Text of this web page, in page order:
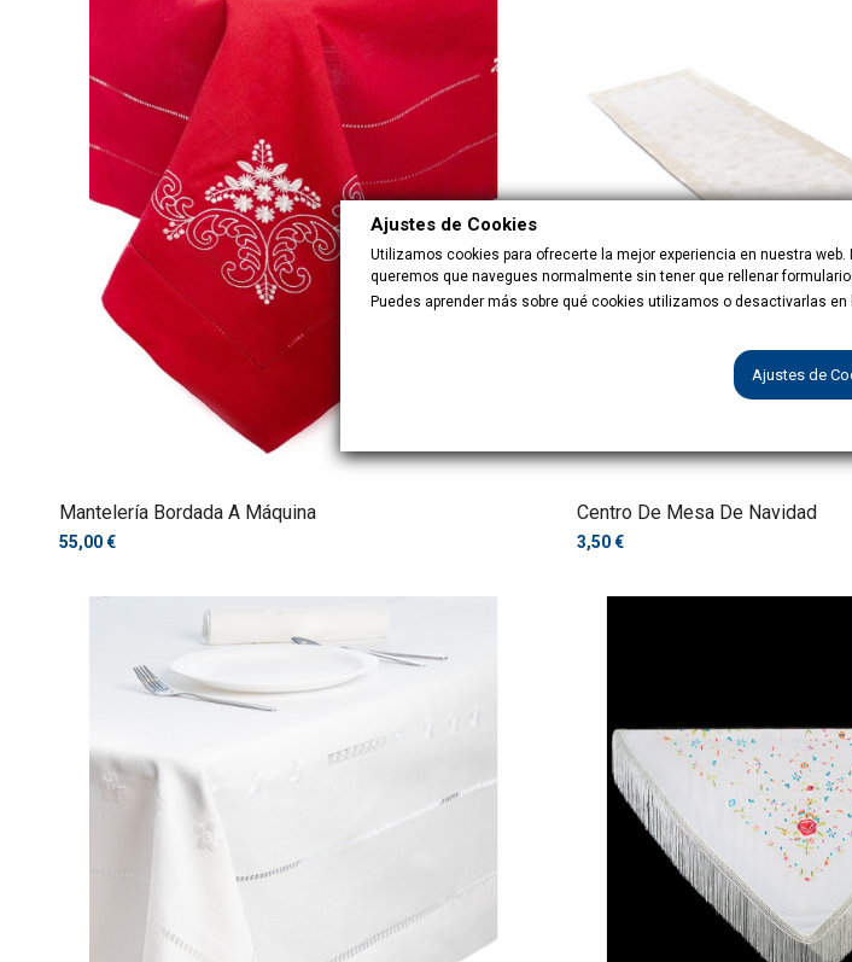
Mantelería Bordada A Máquina
55,00 €
Centro De Mesa De Navidad
3,50 €
Ajustes de Cookies
Utilizamos cookies para ofrecerte la mejor experiencia en nuestra
queremos que navegues normalmente sin tener que rellenar
Puedes aprender más sobre qué cookies utilizamos o desactivarlas
Ajustes de